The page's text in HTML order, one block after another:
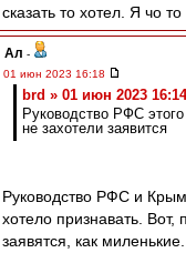
сказать то хотел. Я чо то
Ал -
01 июн 2023 16:18
brd » 01 июн 2023 16:14
Руководство РФС
не захотели заявится
Руководство РФС и
хотело признавать.
заявятся, как